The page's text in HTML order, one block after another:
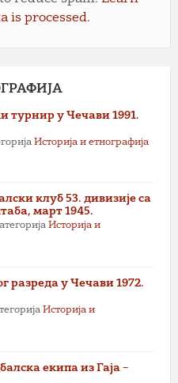
is processed.
турнир у Чечави 1991.
Историја и етнографија
клуб 53. дивизије са
март 1945.
Историја и
разреда у Чечави 1972.
Историја и
екипа из Гаја –